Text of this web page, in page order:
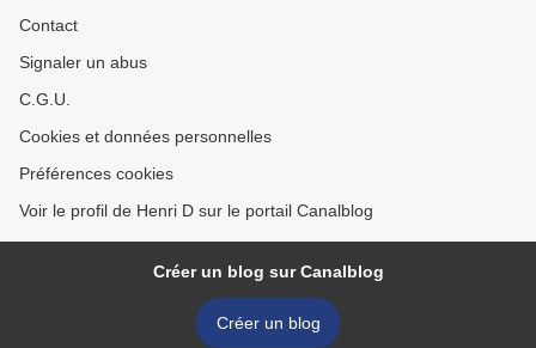
Contact
Signaler un abus
C.G.U.
Cookies et données personnelles
Préférences cookies
Voir le profil de Henri D sur le portail Canalblog
Créer un blog sur Canalblog
Créer un blog